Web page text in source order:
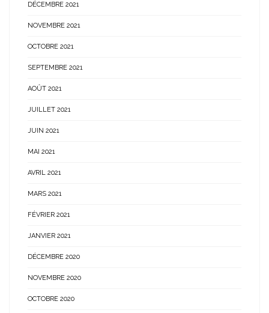
DÉCEMBRE 2021
NOVEMBRE 2021
OCTOBRE 2021
SEPTEMBRE 2021
AOÛT 2021
JUILLET 2021
JUIN 2021
MAI 2021
AVRIL 2021
MARS 2021
FÉVRIER 2021
JANVIER 2021
DÉCEMBRE 2020
NOVEMBRE 2020
OCTOBRE 2020